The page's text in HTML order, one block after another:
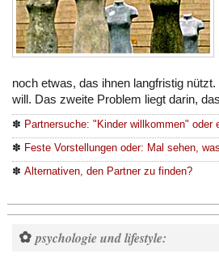
noch etwas, das ihnen langfristig
will. Das zweite Problem liegt darin,
✽ Partnersuche: "Kinder willkommen" oder
✽ Feste Vorstellungen oder: Mal sehen,
✽ Alternativen, den Partner zu finden?
✿ psychologie und lifestyle: